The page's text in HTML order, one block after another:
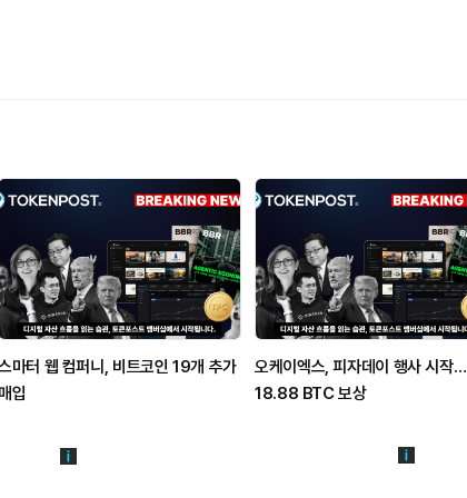
마터 웹 컴퍼니, 비트코인 19개 추가
입
오케이엑스, 피자데이 행사 시작…
18.88 BTC 보상